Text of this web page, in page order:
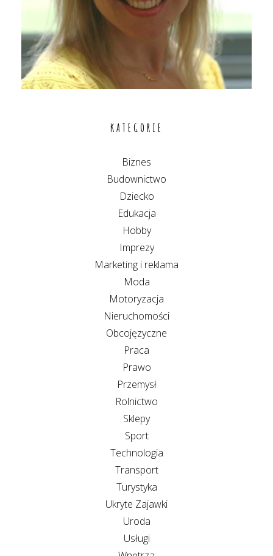
KATEGORIE
Biznes
Budownictwo
Dziecko
Edukacja
Hobby
Imprezy
Marketing i reklama
Moda
Motoryzacja
Nieruchomości
Obcojęzyczne
Praca
Prawo
Przemysł
Rolnictwo
Sklepy
Sport
Technologia
Transport
Turystyka
Ukryte Zajawki
Uroda
Usługi